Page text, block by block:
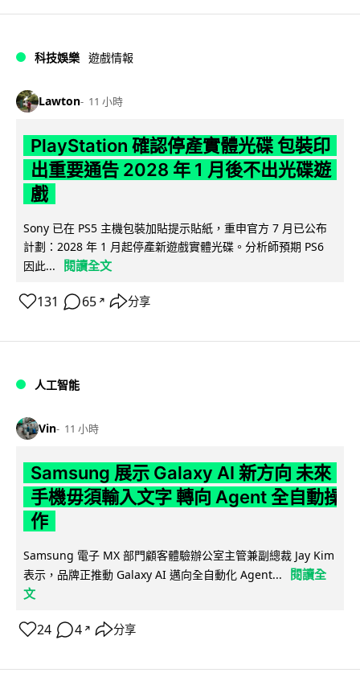
科技娛樂 遊戲情報
Lawton 11 小時
PlayStation 確認停產實體光碟 包裝印
出重要通告 2028 年 1 月後不出光碟遊
戲
Sony 已在 PS5 主機包裝加貼提示貼紙，重申官方 7 月已公布
計劃：2028 年 1 月起停產新遊戲實體光碟。分析師預期 PS6
因此...
閱讀全文
131 65 ↗ 分享
人工智能
Vin 11 小時
Samsung 展示 Galaxy AI 新方向 未來
手機毋須輸入文字 轉向 Agent 全自動操
作
Samsung 電子 MX 部門顧客體驗辦公室主管兼副總裁 Jay Kim
表示，品牌正推動 Galaxy AI 邁向全自動化 Agent...
閱讀全
文
24 4 ↗ 分享